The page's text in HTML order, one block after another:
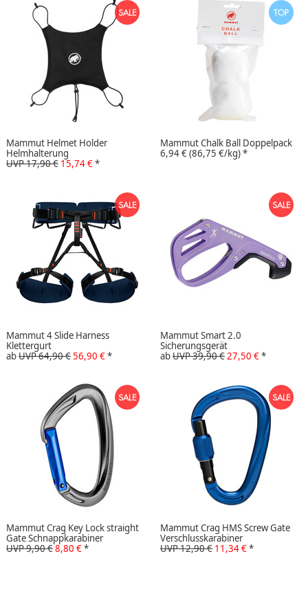
Mammut Helmet Holder
Helmhalterung
UVP 17,90 € 15,74 €*
Mammut Chalk Ball Doppelpack
6,94 €(86,75 €/kg)*
Mammut 4 Slide Harness
Klettergurt
abUVP 64,90 €56,90 €*
Mammut Smart 2.0
Sicherungsgerät
abUVP 39,90 € 27,50 €*
Mammut Crag Key Lock straight
Gate Schnappkarabiner
UVP 9,90 €8,80 €*
Mammut Crag HMS Screw Gate
Verschlusskarabiner
UVP 12,90 € 11,34 €*